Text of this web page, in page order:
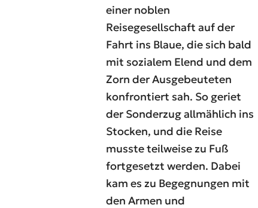
einer noblen
Reisegesellschaft auf der
Fahrt ins Blaue, die sich bald
mit sozialem Elend und dem
Zorn der Ausgebeuteten
konfrontiert sah. So geriet
der Sonderzug allmählich ins
Stocken, und die Reise
musste teilweise zu Fuß
fortgesetzt werden. Dabei
kam es zu Begegnungen mit
den Armen und